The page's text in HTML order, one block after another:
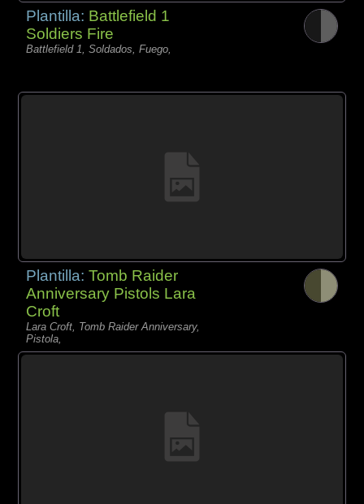
Plantilla: Battlefield 1
Soldiers Fire
Battlefield 1, Soldados, Fuego,
Plantilla:Tomb Raider
Anniversary Pistols Lara
Croft
Lara Croft, Tomb Raider Anniversary,
Pistola,